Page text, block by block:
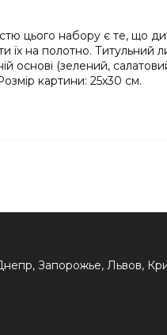
цього набору є те, що
їх на полотно. Титульний
основі (зелений,
картини: 25х30 см.
Запорожье, Львов,